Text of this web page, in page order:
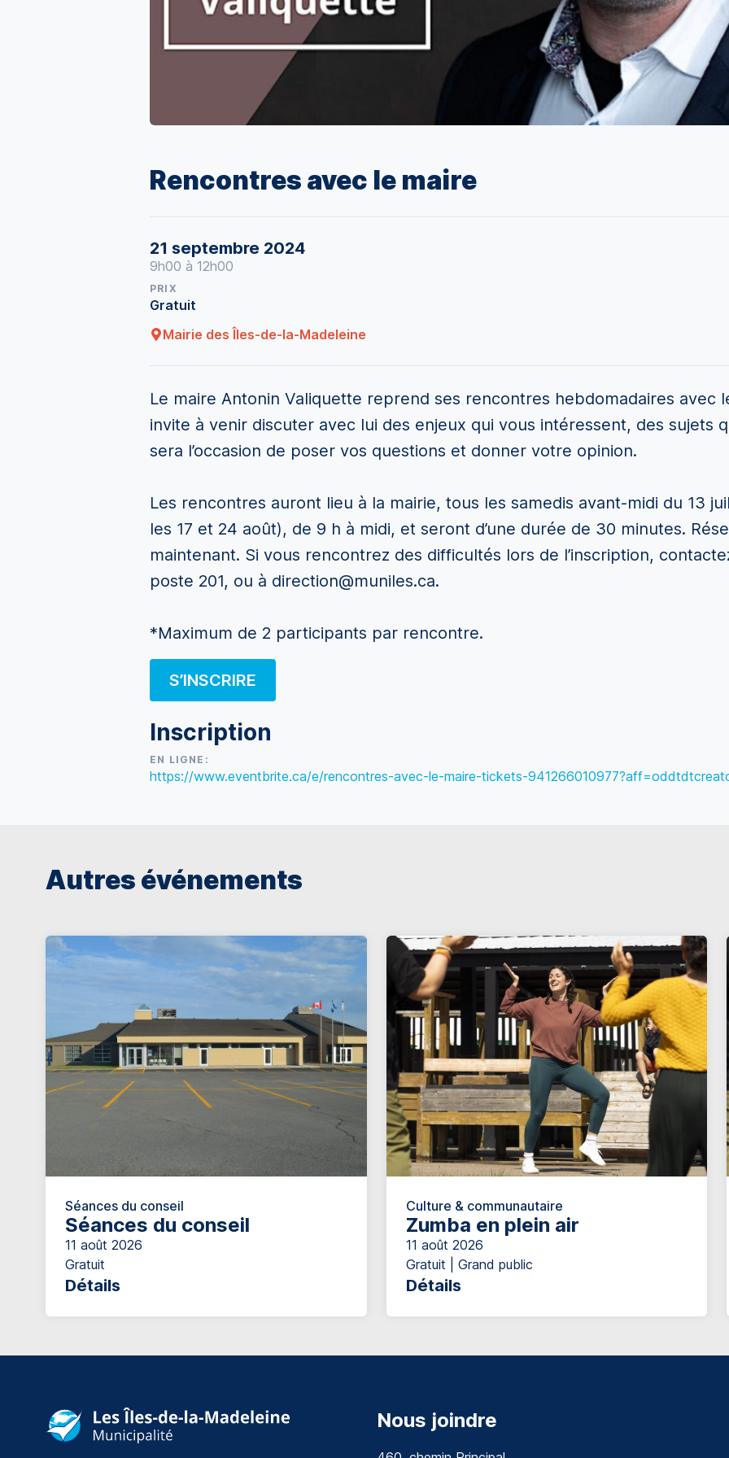
Rencontres avec le maire
21 septembre 2024
9h00 à 12h00
PRIX
Gratuit
Mairie des Îles-de-la-Madeleine
Le maire Antonin Valiquette reprend ses rencontres hebdomadaires avec
invite à venir discuter avec lui des enjeux qui vous intéressent, des sujets
sera l’occasion de poser vos questions et donner votre opinion.
Les rencontres auront lieu à la mairie, tous les samedis avant-midi du 13
les 17 et 24 août), de 9 h à midi, et seront d’une durée de 30 minutes.
maintenant. Si vous rencontrez des difficultés lors de l’inscription,
poste 201, ou à direction@muniles.ca.
*Maximum de 2 participants par rencontre.
S’INSCRIRE
Inscription
EN LIGNE:
https://www.eventbrite.ca/e/rencontres-avec-le-maire-tickets-
Autres événements
Séances du conseil
Séances du conseil
11 août 2026
Gratuit
Détails
Culture & communautaire
Zumba en plein air
11 août 2026
Gratuit | Grand public
Détails
Nous joindre